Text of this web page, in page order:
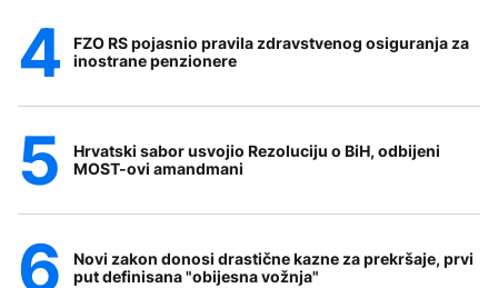
FZO RS pojasnio pravila zdravstvenog osiguranja za
inostrane penzionere
Hrvatski sabor usvojio Rezoluciju o BiH, odbijeni
MOST-ovi amandmani
Novi zakon donosi drastične kazne za prekršaje, prvi
put definisana "obijesna vožnja"